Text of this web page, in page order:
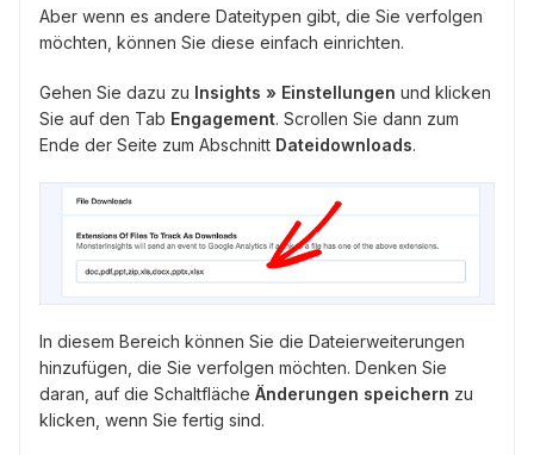
Aber wenn es andere Dateitypen gibt, die Sie verfolgen
möchten, können Sie diese einfach einrichten.
Gehen Sie dazu zu Insights » Einstellungen und klicken
Sie auf den Tab Engagement. Scrollen Sie dann zum
Ende der Seite zum Abschnitt Dateidownloads.
In diesem Bereich können Sie die Dateierweiterungen
hinzufügen, die Sie verfolgen möchten. Denken Sie
daran, auf die Schaltfläche Änderungen speichern zu
klicken, wenn Sie fertig sind.